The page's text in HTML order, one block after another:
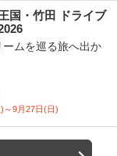
国・竹田 ドライブ
ムを巡る旅へ出か
～9月27日(日)